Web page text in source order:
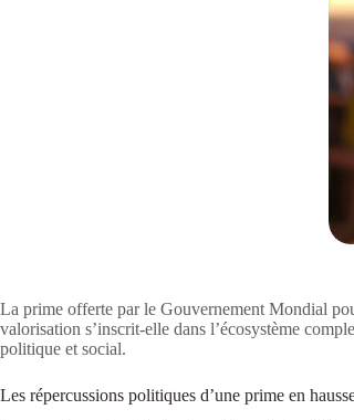
La prime offerte par le Gouvernement Mondial
valorisation s’inscrit-elle dans l’écosystème
politique et social.
Les répercussions politiques d’une prime en